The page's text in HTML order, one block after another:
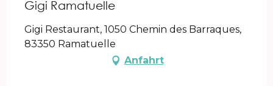
Gigi Ramatuelle
Gigi Restaurant, 1050 Chemin des Barraques,
83350 Ramatuelle
Anfahrt